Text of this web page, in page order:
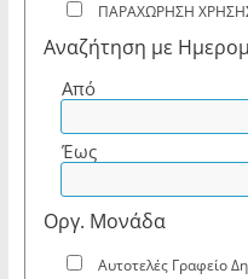
ΠΑΡΑΧΩΡΗΣΗ
Αναζήτηση με
Από
Έως
Οργ. Μονάδα
Αυτοτελές Γραφείο